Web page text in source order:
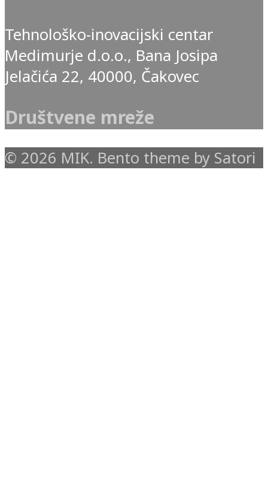
Tehnološko-inovacijski centar
Medimurje d.o.o., Bana Josipa
Jelačića 22, 40000, Čakovec
Društvene mreže
© 2026 MIK. Bento theme by Satori